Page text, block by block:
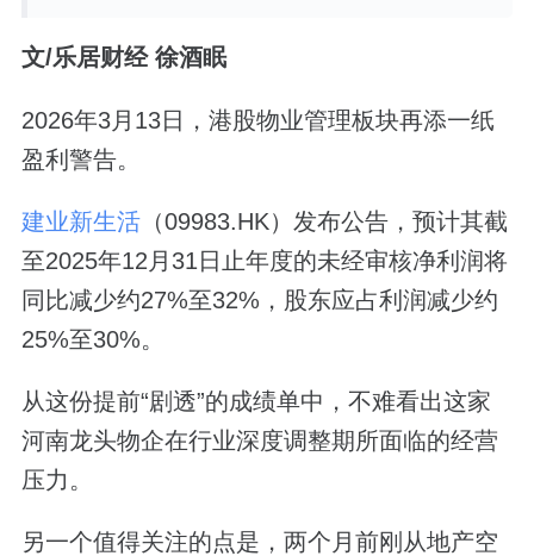
文/乐居财经 徐酒眠
2026年3月13日，港股物业管理板块再添一纸
盈利警告。
建业新生活（09983.HK）发布公告，预计其截
至2025年12月31日止年度的未经审核净利润将
同比减少约27%至32%，股东应占利润减少约
25%至30%。
从这份提前“剧透”的成绩单中，不难看出这家
河南龙头物企在行业深度调整期所面临的经营
压力。
另一个值得关注的点是，两个月前刚从地产空